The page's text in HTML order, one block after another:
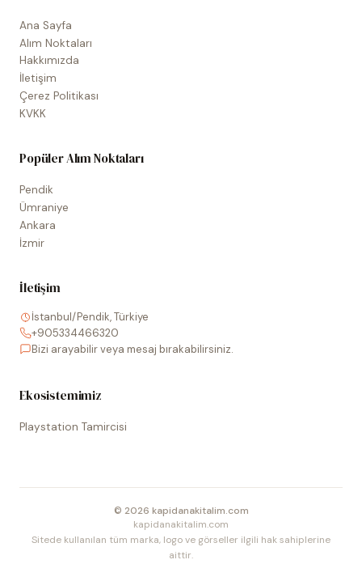
Ana Sayfa
Alım Noktaları
Hakkımızda
İletişim
Çerez Politikası
KVKK
Popüler Alım Noktaları
Pendik
Ümraniye
Ankara
İzmir
İletişim
İstanbul/Pendik, Türkiye
+905334466320
Bizi arayabilir veya mesaj bırakabilirsiniz.
Ekosistemimiz
Playstation Tamircisi
© 2026 kapidanakitalim.com
kapidanakitalim.com
Sitede kullanılan tüm marka, logo ve görseller ilgili hak sahiplerine
aittir.